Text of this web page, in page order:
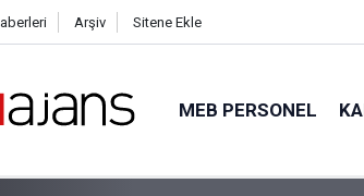
Arşiv Sitene Ekle
MEB PERSONEL